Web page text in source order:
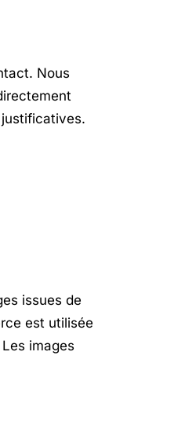
Nous
issues de
est utilisée
images